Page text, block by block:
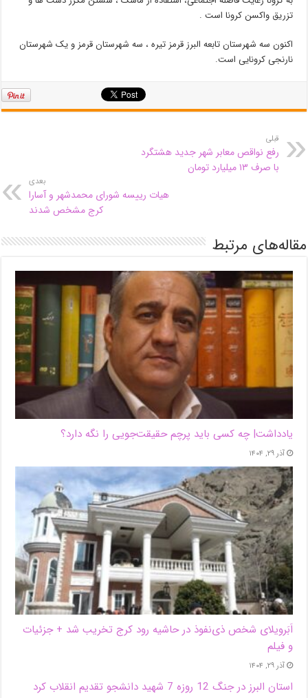
تزریق واکسن کرونا است .
اکنون سه شهرستان تابعه البرز قرمز تیره ، سه شهرستان قرمز و یک شهرستان
نارنجی کرونایی است.
قبلی
رفع نواقص معابر شهر جدید هشتگرد
با صرف ۱۳ میلیارد تومان
بعدی
هیات رییسه شورای محمدشهر و آسارا
کرج مشخص شدند
مقاله‌های مرتبط
یادداشت| ‌چه کسی باید پرچم حقیقت‌جویی را نگه دارد؟
آذر ۲۹, ۱۴۰۴
اَبَر‌ویلای شخص ذی‌نفوذ در حاشیه‌ رود کرج تخریب شد + جزئیات
و فیلم
آذر ۲۹, ۱۴۰۴
استان البرز در جنگ 12 روزه 7 شهید دانشجو تقدیم انقلاب کرد